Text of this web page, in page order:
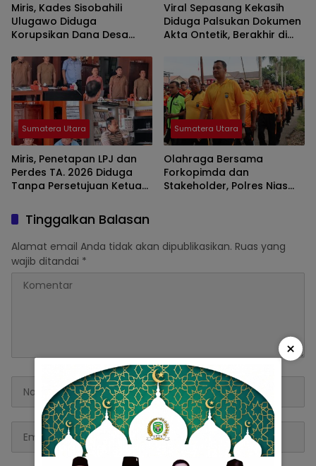
Miris, Kades Sisobahili
Ulugawo Diduga
Korupsikan Dana Desa
Viral Sepasang Kekasih
Diduga Palsukan Dokumen
Akta Ontetik, Berakhir di
Sumatera Utara
Miris, Penetapan LPJ dan
Perdes TA. 2026 Diduga
Tanpa Persetujuan Ketua
Sumatera Utara
Olahraga Bersama
Forkopimda dan
Stakeholder, Polres Nias
Tinggalkan Balasan
Alamat email Anda tidak akan dipublikasikan. Ruas yang
wajib ditandai *
×